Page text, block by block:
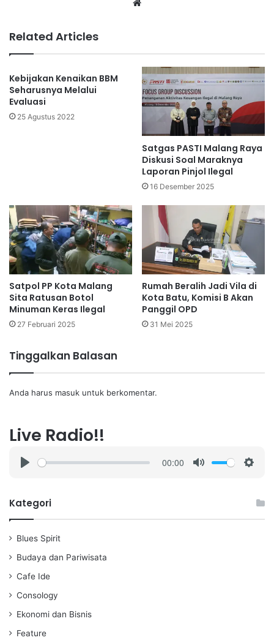
Related Articles
Kebijakan Kenaikan BBM
Seharusnya Melalui
Evaluasi
25 Agustus 2022
Satgas PASTI Malang Raya
Diskusi Soal Maraknya
Laporan Pinjol Ilegal
16 Desember 2025
Satpol PP Kota Malang
Sita Ratusan Botol
Minuman Keras Ilegal
27 Februari 2025
Rumah Beralih Jadi Vila di
Kota Batu, Komisi B Akan
Panggil OPD
31 Mei 2025
Tinggalkan Balasan
Anda harus masuk untuk berkomentar.
Live Radio!!
a
00:00
Kategori
Blues Spirit
Budaya dan Pariwisata
Cafe Ide
Consology
Ekonomi dan Bisnis
Feature